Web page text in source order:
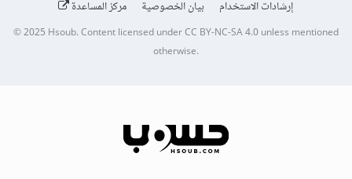
إرشادات الاستخدام
بيان الخصوصية مركز المساعدة
© 2025Hsoub.Content licensed underCC BY-NC-SA 4.0unless mentioned
otherwise.